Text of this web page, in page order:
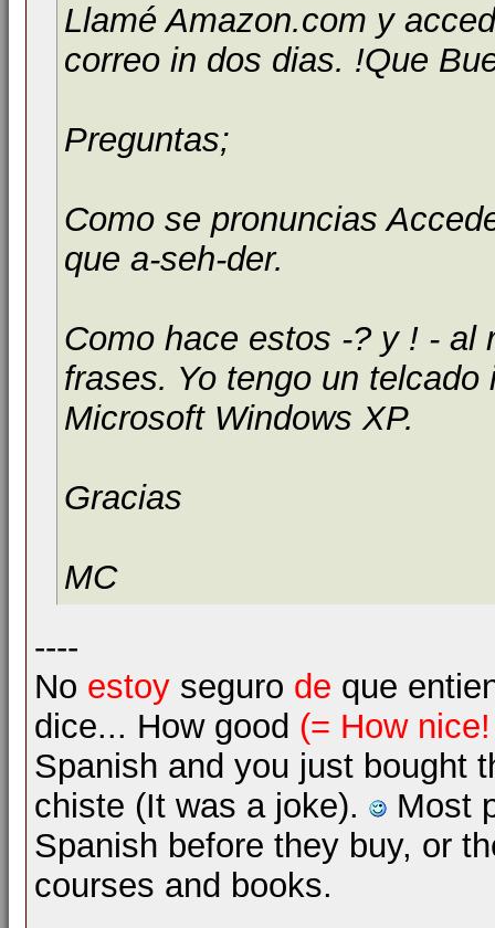
Llamé Amazon.com y
correo in dos dias. !Que
Preguntas;
Como se pronuncias
que a-seh-der.
Como hace estos -? y ! - al
frases. Yo tengo un
Microsoft Windows XP.
Gracias
MC
----
No estoy seguro de que
dice... How good (= How
Spanish and you just bought
chiste (It was a joke).
Most
Spanish before they buy, or
courses and books.